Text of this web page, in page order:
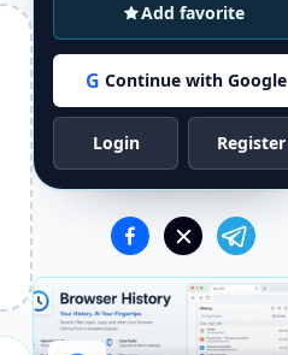
Add favorite
G Continue with Google
Login Register